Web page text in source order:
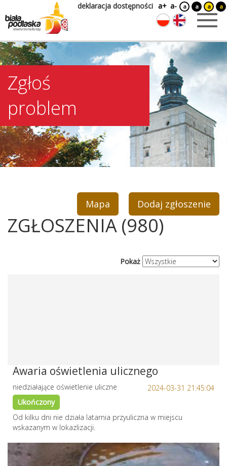
deklaracja dostępności a+ a- a a a a
Zgłoś
problem
Dodaj zgłoszenie
Mapa
ZGŁOSZENIA (980)
Pokaż
Awaria oświetlenia ulicznego
2024-03-31 21:45:04
niedziałające oświetlenie uliczne
Ukończony
Od kilku dni nie działa latarnia przyuliczna w miejscu
wskazanym w lokazlizacji.